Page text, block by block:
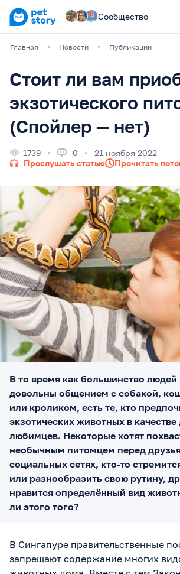
Сообщество
Главная Новости Публикации
Стоит ли вам
экзотического
(Спойлер — нет)
1739 0
21 ноября 2022
Прослушать статью
Прочитать
В то время как большинство людей
довольны общением с собакой,
или кроликом, есть те, кто
экзотических животных в
любимцев. Некоторые хотят
необычным питомцем перед
социальных сетях, кто-то
или разнообразить свою рутину,
нравится определённый вид
ли этого того?
В Сингапуре правительственные
запрещают содержание многих